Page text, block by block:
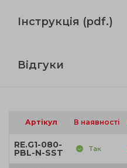
Інструкція (pdf.)
Відгуки
Артікул В наявності
RE.G1-080-
PBL-N-SST Так